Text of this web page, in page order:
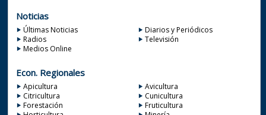
Noticias
Últimas Noticias
Diarios y Periódicos
Radios
Televisión
Medios Online
Econ. Regionales
Apicultura
Avicultura
Citricultura
Cunicultura
Forestación
Fruticultura